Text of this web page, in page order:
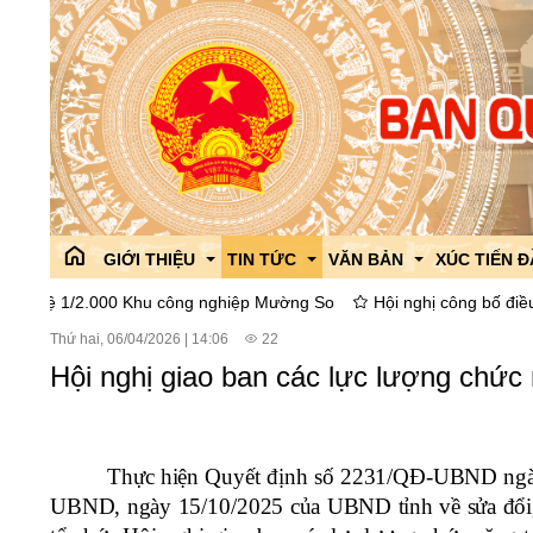
GIỚI THIỆU
Lãnh đạo Ban
Lịch sử hình thành và phát triển
TIN TỨC
Tin tức của ban
Tổ chức Đảng,đoàn thể
Chi bộ
Công đoàn
Cải cách hành chính
VĂN BẢN
Văn bản góp ý dự thảo
Văn bản chỉ đạo điều
Giáo dục phổ biến pháp
XÚC TIẾN
Chính sách
Dự án thu
Khu công nghiệp Mường So Hội nghị công bố điều chỉnh quy
Thứ hai, 06/04/2026 14:06 22
Hội nghị giao ban các lực lượng
Thực hiện Quyết định số 2231/QĐ-UBND
UBND, ngày 15/10/2025 của UBND tỉnh về sửa